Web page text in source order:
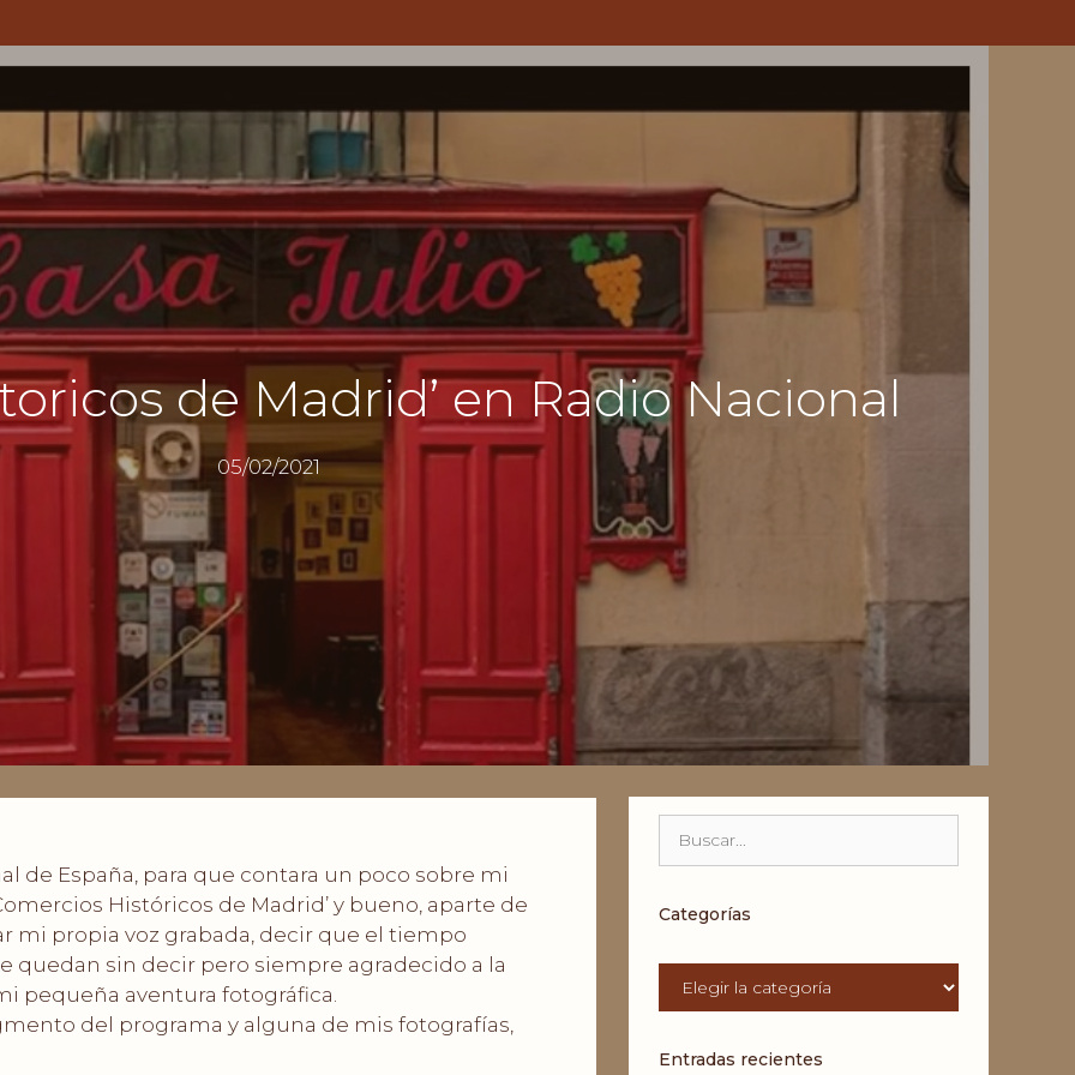
de Madrid’ en Radio Nacional
05/02/2021
de España, para que contara un poco sobre mi
Históricos de Madrid’ y bueno, aparte de
mi propia voz grabada, decir que el tiempo
quedan sin decir pero siempre agradecido a la
pequeña aventura fotográfica.
del programa y alguna de mis fotografías,
Categorías
Entradas recientes